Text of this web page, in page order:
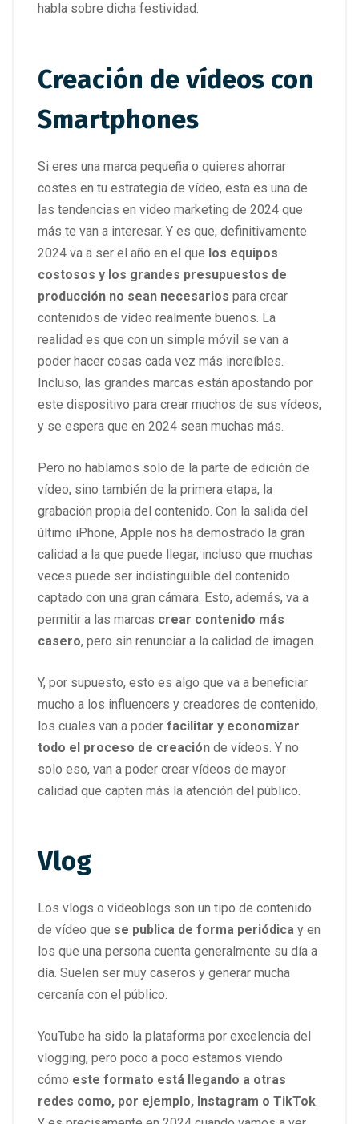
habla sobre dicha festividad.
Creación de vídeos con
Smartphones
Si eres una marca pequeña o quieres ahorrar
costes en tu estrategia de vídeo, esta es una de
las tendencias en video marketing de 2024 que
más te van a interesar. Y es que, definitivamente
2024 va a ser el año en el que los equipos
costosos y los grandes presupuestos de
producción no sean necesarios para crear
contenidos de vídeo realmente buenos. La
realidad es que con un simple móvil se van a
poder hacer cosas cada vez más increíbles.
Incluso, las grandes marcas están apostando por
este dispositivo para crear muchos de sus vídeos,
y se espera que en 2024 sean muchas más.
Pero no hablamos solo de la parte de edición de
vídeo, sino también de la primera etapa, la
grabación propia del contenido. Con la salida del
último iPhone, Apple nos ha demostrado la gran
calidad a la que puede llegar, incluso que muchas
veces puede ser indistinguible del contenido
captado con una gran cámara. Esto, además, va a
permitir a las marcas crear contenido más
casero, pero sin renunciar a la calidad de imagen.
Y, por supuesto, esto es algo que va a beneficiar
mucho a los influencers y creadores de contenido,
los cuales van a poder facilitar y economizar
todo el proceso de creación de vídeos. Y no
solo eso, van a poder crear vídeos de mayor
calidad que capten más la atención del público.
Vlog
Los vlogs o videoblogs son un tipo de contenido
de vídeo que se publica de forma periódica y en
los que una persona cuenta generalmente su día a
día. Suelen ser muy caseros y generar mucha
cercanía con el público.
YouTube ha sido la plataforma por excelencia del
vlogging, pero poco a poco estamos viendo
cómo este formato está llegando a otras
redes como, por ejemplo, Instagram o TikTok.